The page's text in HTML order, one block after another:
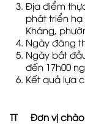
Địa điểm
phát triển hạ
Kháng,
Ngày đăng
Ngày bắt
đến 17h00
Kết quả lựa
TT Đơn vị